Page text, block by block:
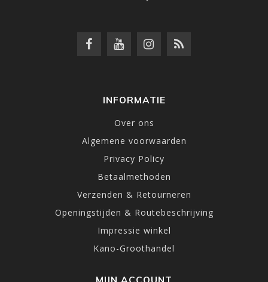
INFORMATIE
Over ons
Algemene voorwaarden
Privacy Policy
Betaalmethoden
Verzenden & Retourneren
Openingstijden & Routebeschrijving
Impressie winkel
Kano-Groothandel